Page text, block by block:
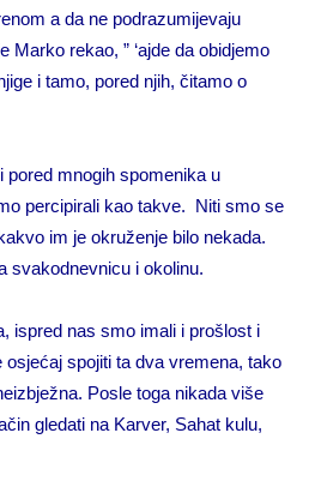
a da ne podrazumijevaju
Marko rekao, ” ‘ajde da obidjemo
i tamo, pored njih, čitamo o
pored mnogih spomenika u
percipirali kao takve. Niti smo se
im je okruženje bilo nekada.
svakodnevnicu i okolinu.
ispred nas smo imali i prošlost i
osjećaj spojiti ta dva vremena, tako
Posle toga nikada više
gledati na Karver, Sahat kulu,